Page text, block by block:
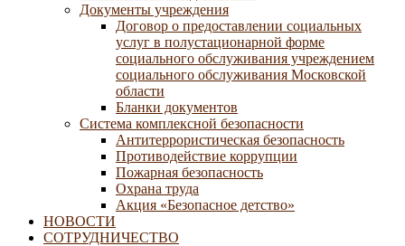
Документы учреждения
Договор о предоставлении социальных
услуг в полустационарной форме
социального обслуживания учреждением
социального обслуживания Московской
области
Бланки документов
Система комплексной безопасности
Антитеррористическая безопасность
Противодействие коррупции
Пожарная безопасность
Охрана труда
Акция «Безопасное детство»
НОВОСТИ
СОТРУДНИЧЕСТВО